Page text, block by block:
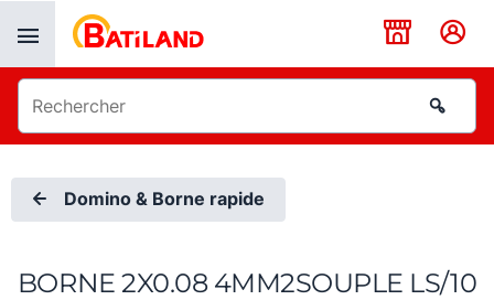
Domino & Borne rapide
BORNE 2X0.08 4MM2SOUPLE LS/10
Panneau de gestion des cookies